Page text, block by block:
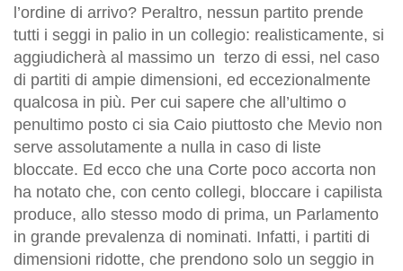
l’ordine di arrivo? Peraltro, nessun partito prende
tutti i seggi in palio in un collegio: realisticamente, si
aggiudicherà al massimo un terzo di essi, nel caso
di partiti di ampie dimensioni, ed eccezionalmente
qualcosa in più. Per cui sapere che all’ultimo o
penultimo posto ci sia Caio piuttosto che Mevio non
serve assolutamente a nulla in caso di liste
bloccate. Ed ecco che una Corte poco accorta non
ha notato che, con cento collegi, bloccare i capilista
produce, allo stesso modo di prima, un Parlamento
in grande prevalenza di nominati. Infatti, i partiti di
dimensioni ridotte, che prendono solo un seggio in